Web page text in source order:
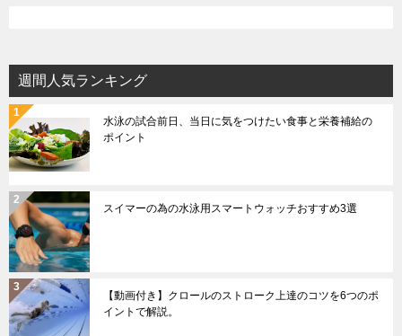
週間人気ランキング
水泳の試合前日、当日に気をつけたい食事と栄養補給の
ポイント
スイマーの為の水泳用スマートウォッチおすすめ3選
【動画付き】クロールのストローク上達のコツを6つのポ
イントで解説。